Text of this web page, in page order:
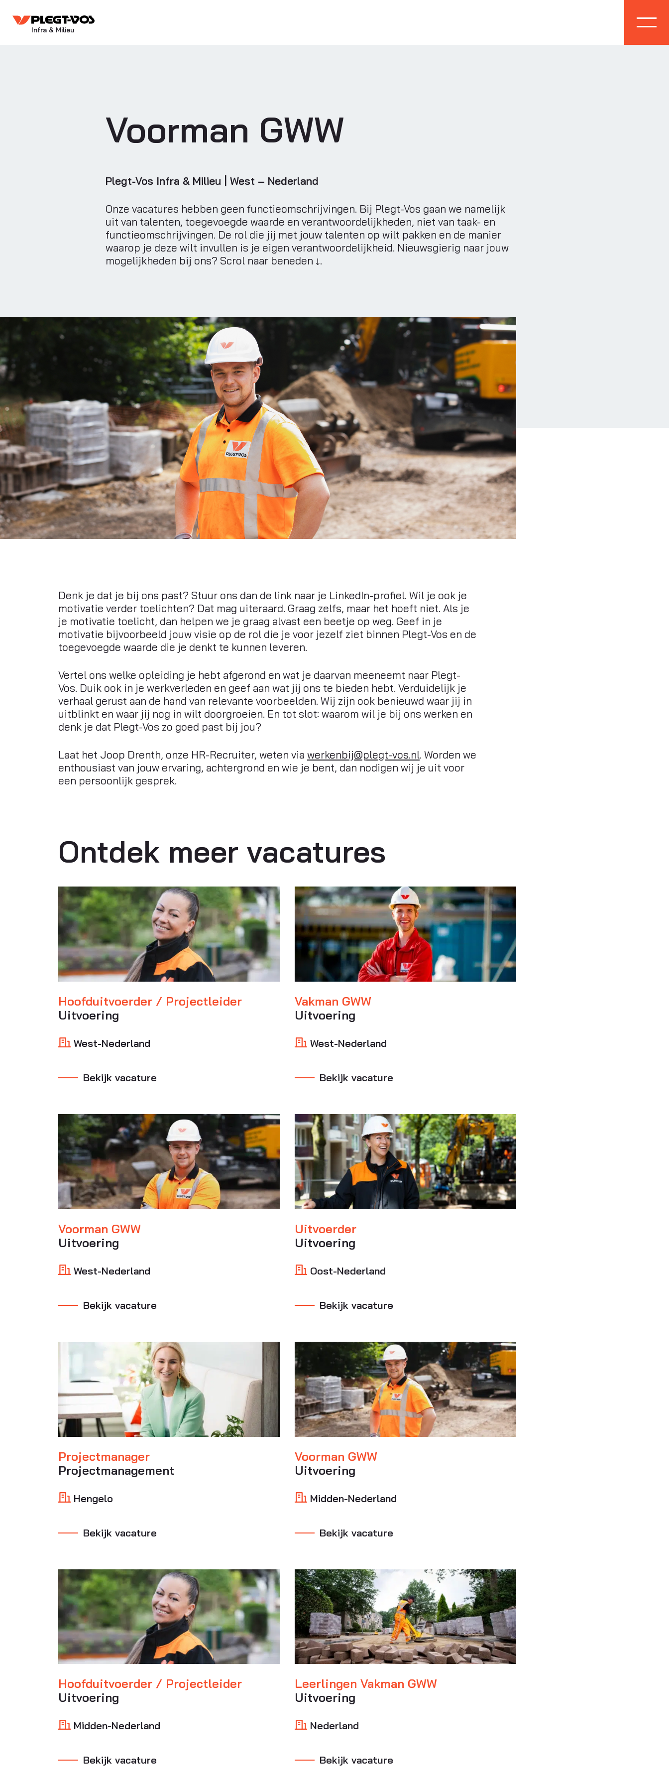
Infra & Milieu
Voorman GWW
Plegt-Vos Infra & Milieu | West – Nederland
Onze vacatures hebben geen functieomschrijvingen. Bij Plegt-Vos gaan we namelijk
uit van talenten, toegevoegde waarde en verantwoordelijkheden, niet van taak- en
functieomschrijvingen. De rol die jij met jouw talenten op wilt pakken en de manier
waarop je deze wilt invullen is je eigen verantwoordelijkheid. Nieuwsgierig naar jouw
mogelijkheden bij ons? Scrol naar beneden ↓.
Denk je dat je bij ons past? Stuur ons dan de link naar je LinkedIn-profiel. Wil je ook je
motivatie verder toelichten? Dat mag uiteraard. Graag zelfs, maar het hoeft niet. Als je
je motivatie toelicht, dan helpen we je graag alvast een beetje op weg. Geef in je
motivatie bijvoorbeeld jouw visie op de rol die je voor jezelf ziet binnen Plegt-Vos en de
toegevoegde waarde die je denkt te kunnen leveren.
Vertel ons welke opleiding je hebt afgerond en wat je daarvan meeneemt naar Plegt-
Vos. Duik ook in je werkverleden en geef aan wat jij ons te bieden hebt. Verduidelijk je
verhaal gerust aan de hand van relevante voorbeelden. Wij zijn ook benieuwd waar jij in
uitblinkt en waar jij nog in wilt doorgroeien. En tot slot: waarom wil je bij ons werken en
denk je dat Plegt-Vos zo goed past bij jou?
Laat het Joop Drenth, onze HR-Recruiter, weten via werkenbij@plegt-vos.nl. Worden we
enthousiast van jouw ervaring, achtergrond en wie je bent, dan nodigen wij je uit voor
een persoonlijk gesprek.
Ontdek meer vacatures
Hoofduitvoerder / Projectleider
Uitvoering
West-Nederland
Bekijk vacature
Vakman GWW
Uitvoering
West-Nederland
Bekijk vacature
Voorman GWW
Uitvoering
West-Nederland
Bekijk vacature
Uitvoerder
Uitvoering
Oost-Nederland
Bekijk vacature
Projectmanager
Projectmanagement
Hengelo
Bekijk vacature
Voorman GWW
Uitvoering
Midden-Nederland
Bekijk vacature
Hoofduitvoerder / Projectleider
Uitvoering
Midden-Nederland
Bekijk vacature
Leerlingen Vakman GWW
Uitvoering
Nederland
Bekijk vacature